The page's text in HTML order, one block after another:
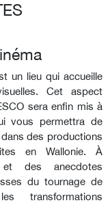
un lieu qui accueille
Cet aspect
sera enfin mis à
vous permettra de
des productions
en Wallonie. À
des anecdotes
du tournage de
transformations